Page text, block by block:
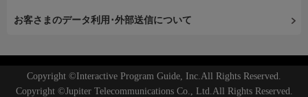
お客さまのデータ利用･外部送信について
Copyright ©Interactive Program Guide, Inc.All Rights Reserved.
Copyright ©Jupiter Telecommunications Co., Ltd.All Rights Reserved.